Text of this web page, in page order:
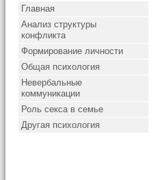
Главная
Анализ структуры
конфликта
Формирование личности
Общая психология
Невербальные
коммуникации
Роль секса в семье
Другая психология